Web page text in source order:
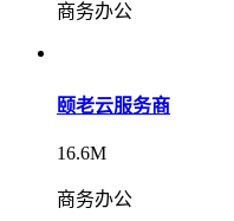
商务办公
颐老云服务商
16.6M
商务办公